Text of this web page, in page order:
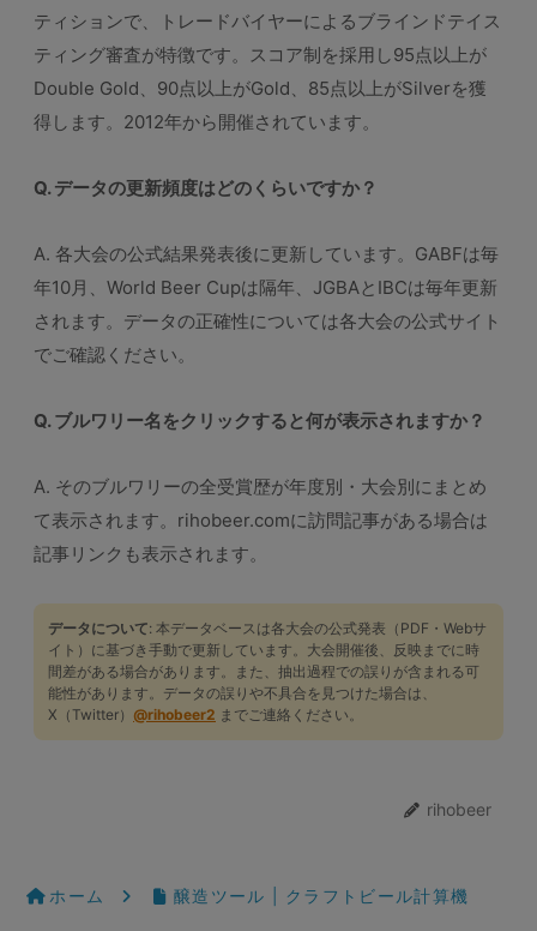
ティションで、トレードバイヤーによるブラインドテイス
ティング審査が特徴です。スコア制を採用し95点以上が
Double Gold、90点以上がGold、85点以上がSilverを獲
得します。2012年から開催されています。
Q. データの更新頻度はどのくらいですか？
A. 各大会の公式結果発表後に更新しています。GABFは毎
年10月、World Beer Cupは隔年、JGBAとIBCは毎年更新
されます。データの正確性については各大会の公式サイト
でご確認ください。
Q. ブルワリー名をクリックすると何が表示されますか？
A. そのブルワリーの全受賞歴が年度別・大会別にまとめ
て表示されます。rihobeer.comに訪問記事がある場合は
記事リンクも表示されます。
データについて: 本データベースは各大会の公式発表（PDF・Webサ
イト）に基づき手動で更新しています。大会開催後、反映までに時
間差がある場合があります。また、抽出過程での誤りが含まれる可
能性があります。データの誤りや不具合を見つけた場合は、
X（Twitter） @rihobeer2 までご連絡ください。
rihobeer
ホーム 醸造ツール | クラフトビール計算機